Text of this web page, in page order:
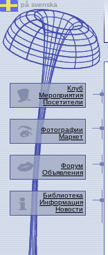
på svenska
Клуб
Мероприятия
Посетители
Фотографии
Маркет
Форум
Объявления
Библиотека
Информация
Новости